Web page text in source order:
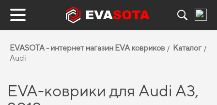
EVASOTA - интернет магазин EVA ковриков
Каталог
Audi
EVA-коврики для Audi A3,